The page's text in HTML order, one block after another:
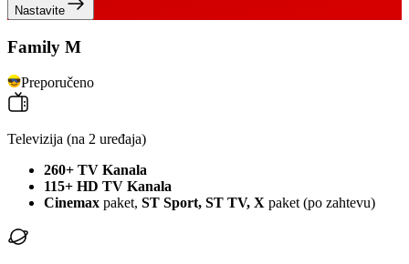
Nastavite
Family M
Preporučeno
Televizija (na 2 uređaja)
260+ TV Kanala
115+ HD TV Kanala
Cinemax paket, ST Sport, ST TV, X paket (po zahtevu)